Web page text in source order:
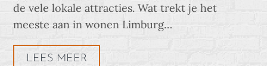
de vele lokale attracties. Wat trekt je het
meeste aan in wonen Limburg…
LEES MEER